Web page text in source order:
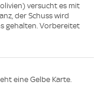
versucht es mit
der Schuss wird
gehalten. Vorbereitet
eine Gelbe Karte.